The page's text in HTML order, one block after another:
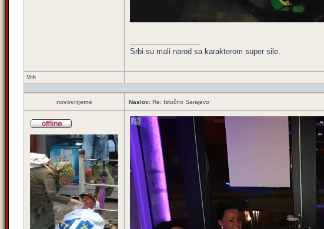
Srbi su mali narod sa karakterom super sile.
Vrh
novovrijeme Naslov: Re: Istočno Sarajevo